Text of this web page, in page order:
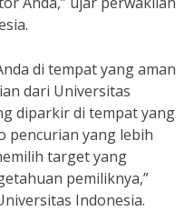
di tempat yang aman
dari Universitas
diparkir di tempat yang
pencurian yang lebih
target yang
pemiliknya,”
Indonesia.